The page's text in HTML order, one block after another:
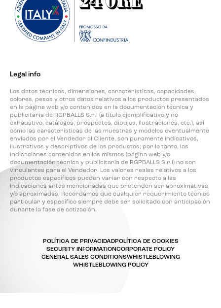
Legal info
Los datos técnicos, dimensiones, características, capacidades,
colores, pesos y otros datos relativos a los productos presentados
en la página web y/o contenidos en la documentación técnica y
publicitaria de RGPBALLS S.r.l (a título ejemplificativo y no
exhaustivo, catálogos, prospectos, dibujos, ilustraciones, etc.), así
como las características de las muestras y modelos eventualmente
enviados por el Vendedor al Cliente, son puramente indicativos,
ilustrativos y descriptivos de los productos; por lo tanto, las
indicaciones contenidas en los mismos (página web y/o
documentación técnica y publicitaria de RGPBALLS S.r.l) no son
vinculantes para el Vendedor. Los valores reales relativos a los
productos específicos pueden variar con respecto a las
indicaciones antes mencionadas que pretenden ser aproximativas
y/o aproximadas. Recordamos que cualquier requerimiento técnico
particular y específico siempre debe ser solicitado con anticipación
durante la fase de cotización.
POLÍTICA DE PRIVACIDADPOLÍTICA DE COOKIES
SECURITY INFORMATIONCORPORATE POLICY
GENERAL SALES CONDITIONSWHISTLEBLOWING
WHISTLEBLOWING POLICY